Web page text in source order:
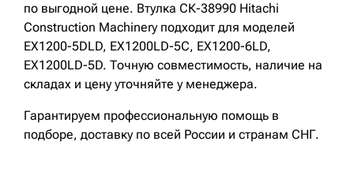
по выгодной цене. Втулка СК-38990 Hitachi
Construction Machinery подходит для моделей
EX1200-5DLD, EX1200LD-5C, EX1200-6LD,
EX1200LD-5D. Точную совместимость, наличие на
складах и цену уточняйте у менеджера.
Гарантируем профессиональную помощь в
подборе, доставку по всей России и странам СНГ.